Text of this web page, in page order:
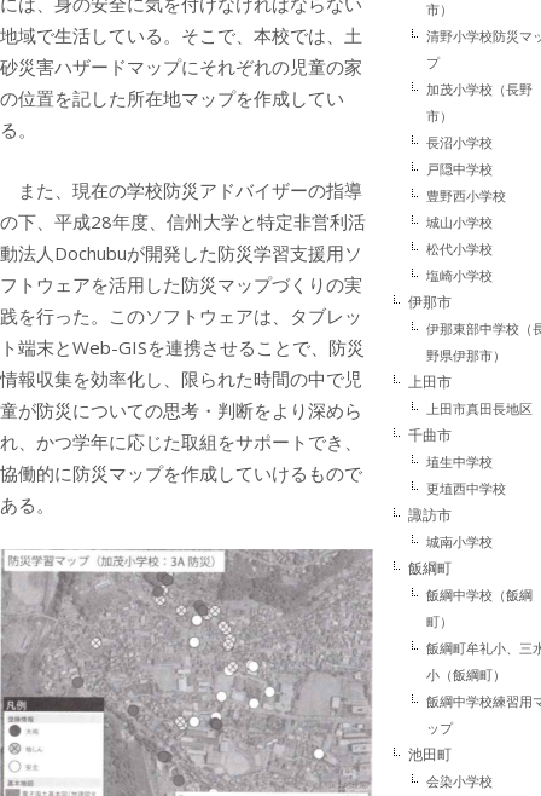
地域で生活している。そこで、本校では、土
砂災害ハザードマップにそれぞれの児童の家
の位置を記した所在地マップを作成してい
る。
また、現在の学校防災アドバイザーの指導
の下、平成28年度、信州大学と特定非営利活
動法人Dochubuが開発した防災学習支援用ソ
フトウェアを活用した防災マップづくりの実
践を行った。このソフトウェアは、タブレッ
ト端末とWeb-GISを連携させることで、防災
情報収集を効率化し、限られた時間の中で児
童が防災についての思考・判断をより深めら
れ、かつ学年に応じた取組をサポートでき、
協働的に防災マップを作成していけるもので
ある。
市）
清野小学校防災マ
プ
加茂小学校（長野
市）
長沼小学校
戸隠中学校
豊野西小学校
城山小学校
松代小学校
塩崎小学校
伊那市
伊那東部中学校（
野県伊那市）
上田市
上田市真田長地区
千曲市
埴生中学校
更埴西中学校
諏訪市
城南小学校
飯綱町
飯綱中学校（飯綱
町）
飯綱町牟礼小、三
小（飯綱町）
飯綱中学校練習用
ップ
池田町
会染小学校